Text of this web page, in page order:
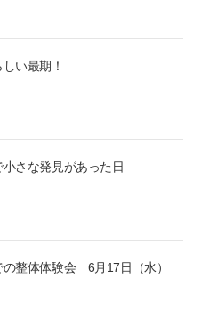
い最期！
さな発見があった日
の整体体験会 6月17日（水）